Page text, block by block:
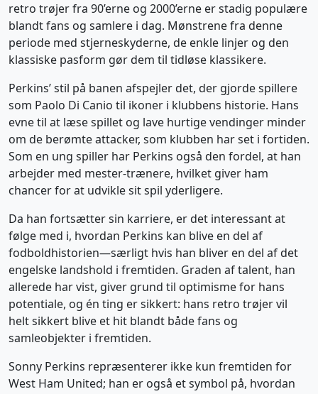
retro trøjer fra 90’erne og 2000’erne er stadig populære
blandt fans og samlere i dag. Mønstrene fra denne
periode med stjerneskyderne, de enkle linjer og den
klassiske pasform gør dem til tidløse klassikere.
Perkins’ stil på banen afspejler det, der gjorde spillere
som Paolo Di Canio til ikoner i klubbens historie. Hans
evne til at læse spillet og lave hurtige vendinger minder
om de berømte attacker, som klubben har set i fortiden.
Som en ung spiller har Perkins også den fordel, at han
arbejder med mester-trænere, hvilket giver ham
chancer for at udvikle sit spil yderligere.
Da han fortsætter sin karriere, er det interessant at
følge med i, hvordan Perkins kan blive en del af
fodboldhistorien—særligt hvis han bliver en del af det
engelske landshold i fremtiden. Graden af talent, han
allerede har vist, giver grund til optimisme for hans
potentiale, og én ting er sikkert: hans retro trøjer vil
helt sikkert blive et hit blandt både fans og
samleobjekter i fremtiden.
Sonny Perkins repræsenterer ikke kun fremtiden for
West Ham United; han er også et symbol på, hvordan